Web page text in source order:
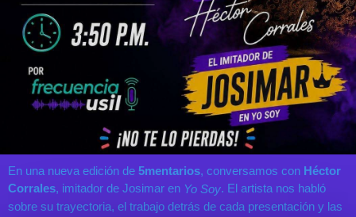
En una nueva edición de 5mentarios, conversamos con Héctor
Corrales, imitador de Josimar en Yo Soy. El artista nos habló
sobre su trayectoria, el trabajo detrás de cada presentación y las